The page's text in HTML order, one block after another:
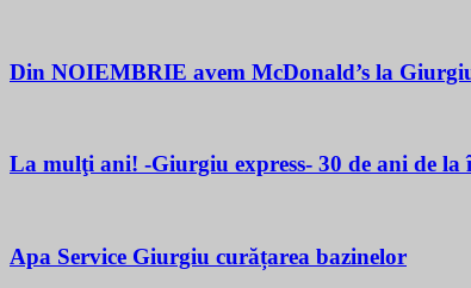
Din NOIEMBRIE avem McDonald’s la
La mulţi ani! -Giurgiu express- 30 de ani de la
Apa Service Giurgiu curățarea bazinelor